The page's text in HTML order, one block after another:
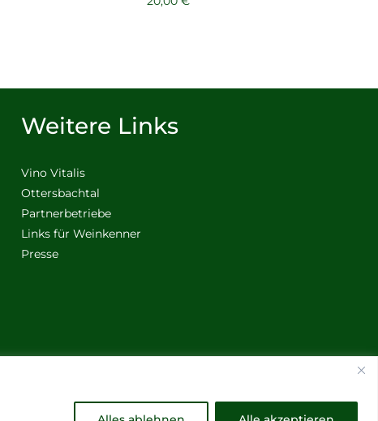
Weitere Links
Vino Vitalis
Ottersbachtal
Partnerbetriebe
Links für Weinkenner
Presse